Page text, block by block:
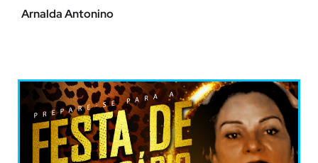
Arnalda Antonino